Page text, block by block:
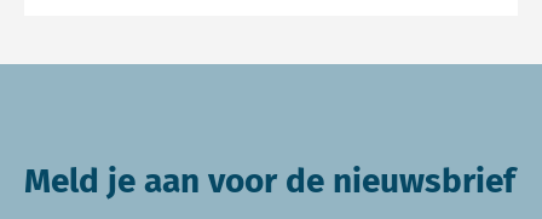
Meld je aan voor de nieuwsbrief